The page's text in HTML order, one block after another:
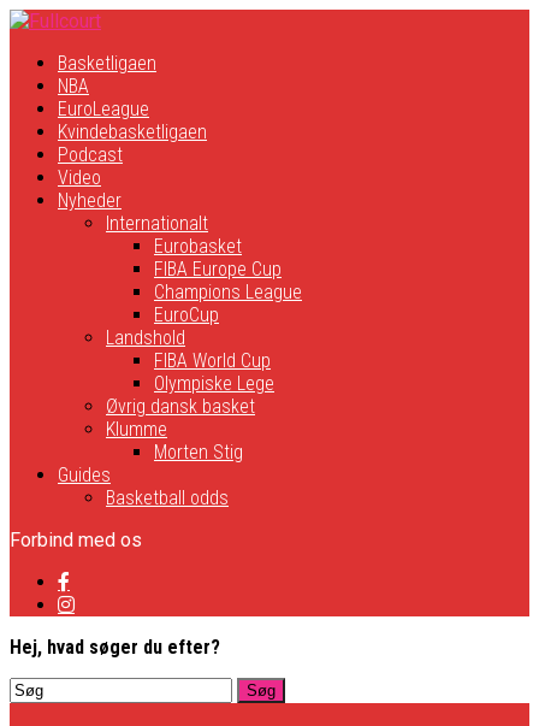
Basketligaen
NBA
EuroLeague
Kvindebasketligaen
Podcast
Video
Nyheder
Internationalt
Eurobasket
FIBA Europe Cup
Champions League
EuroCup
Landshold
FIBA World Cup
Olympiske Lege
Øvrig dansk basket
Klumme
Morten Stig
Guides
Basketball odds
Forbind med os
Hej, hvad søger du efter?